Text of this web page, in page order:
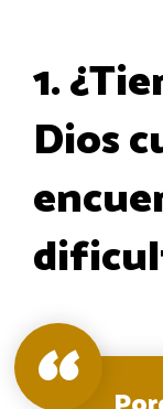
1.
Dios